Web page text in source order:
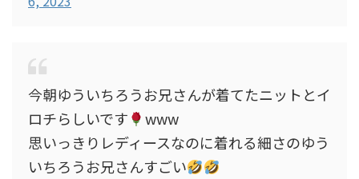
今朝ゆういちろうお兄さんが着てたニットとイ
ロチらしいです
www
思いっきりレディースなのに着れる細さのゆう
いちろうお兄さんすごい